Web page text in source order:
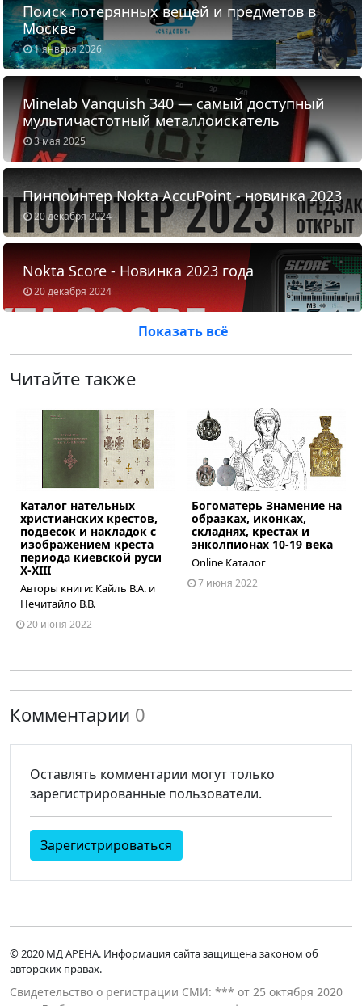
1 января 2026
Поиск потерянных вещей и предметов в
Москве
3 мая 2025
Minelab Vanquish 340 — самый доступный
мультичастотный металлоискатель
20 декабря 2024
Пинпоинтер Nokta AccuPoint - новинка 2023
20 декабря 2024
Nokta Score - Новинка 2023 года
Показать всё
Читайте также
Каталог нательных
христианских крестов,
подвесок и накладок с
изображением креста
периода киевской руси
X-XIII
Авторы книги: Кайль В.А. и
Нечитайло В.В.
20 июня 2022
Богоматерь Знамение на
образках, иконках,
складнях, крестах и
энколпионах 10-19 века
Online Каталог
7 июня 2022
Комментарии 0
Оставлять комментарии могут только
зарегистрированные пользователи.
Зарегистрироваться
© 2020 МД АРЕНА. Информация сайта защищена законом об
авторских правах.
Свидетельство о регистрации СМИ: *** от 25 октября 2020